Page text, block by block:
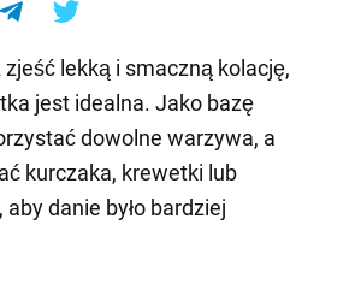
lekką i smaczną kolację,
jest idealna. Jako bazę
dowolne warzywa, a
kurczaka, krewetki lub
danie było bardziej